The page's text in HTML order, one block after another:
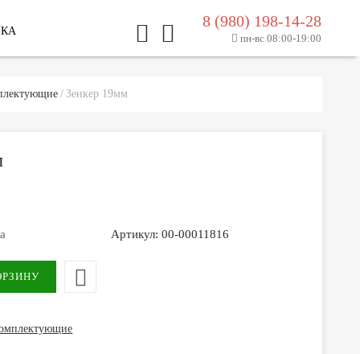
8 (980) 198-14-28
пн-вс 08:00-19:00
Зенкер 19мм
Артикул: 00-00011816